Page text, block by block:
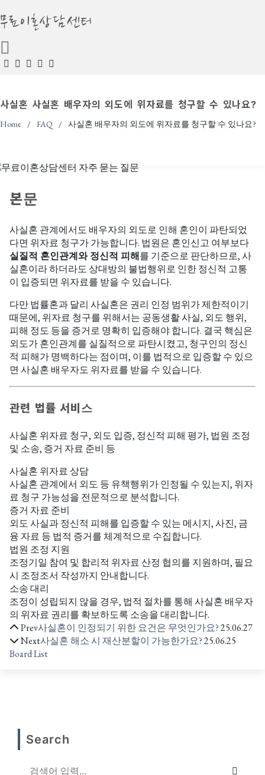
무료이혼상담센터
사실혼 사실혼 배우자의 외도에 위자료를 청구할 수 있나요?
Home FAQ 사실혼 배우자의 외도에 위자료를 청구할 수 있나요?
본문
사실혼 관계에서도 배우자의 외도로 인해 혼인이 파탄되었
다면 위자료 청구가 가능합니다. 법원은 혼인신고 여부보다
실질적 혼인관계와 정신적 피해를 기준으로 판단하므로, 사
실혼이라 하더라도 상대방의 불법행위로 인한 정신적 고통
이 입증되면 위자료를 받을 수 있습니다.
다만 법률혼과 달리 사실혼은 권리 인정 범위가 제한적이기
때문에, 위자료 청구를 위해서는 공동생활 사실, 외도 행위,
피해 정도 등을 증거로 명확히 입증해야 합니다. 결국 핵심은
외도가 혼인관계를 실질적으로 파탄시켰고, 청구인의 정신
적 피해가 명백하다는 점이며, 이를 법적으로 입증할 수 있으
면 사실혼 배우자도 위자료를 받을 수 있습니다.
관련 법률 서비스
사실혼 위자료 청구, 외도 입증, 정신적 피해 평가, 법원 조정
및 소송, 증거 자료 준비 등
사실혼 위자료 상담
사실혼 관계에서 외도 등 유책행위가 인정될 수 있는지, 위자
료 청구 가능성을 전문적으로 분석합니다.
증거 자료 준비
외도 사실과 정신적 피해를 입증할 수 있는 메시지, 사진, 금
융 자료 등 법적 증거를 체계적으로 수집합니다.
법원 조정 지원
조정기일 참여 및 합리적 위자료 산정 협의를 지원하며, 필요
시 조정조서 작성까지 안내합니다.
소송 대리
조정이 성립되지 않을 경우, 법적 절차를 통해 사실혼 배우자
의 위자료 권리를 확보하도록 소송을 대리합니다.
Prev사실혼이 인정되기 위한 요건은 무엇인가요?25.06.27
Next사실혼 해소 시 재산분할이 가능한가요?25.06.25
Board List
Search